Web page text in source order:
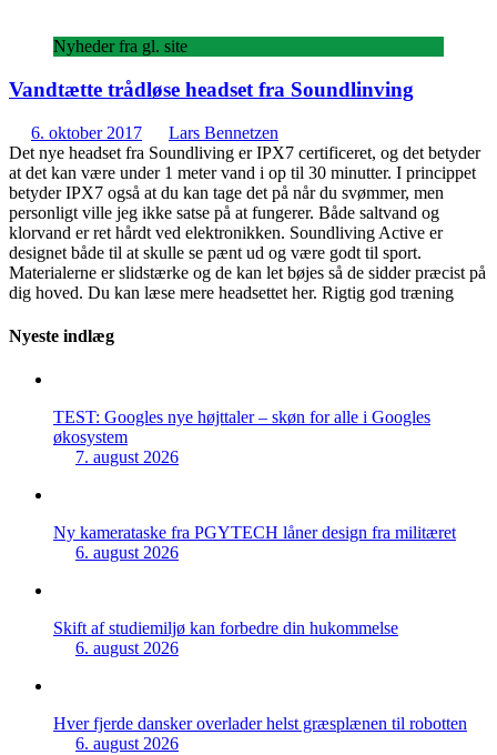
Nyheder fra gl. site
Vandtætte trådløse headset fra Soundlinving
6. oktober 2017
Lars Bennetzen
Det nye headset fra Soundliving er IPX7 certificeret, og det betyder
at det kan være under 1 meter vand i op til 30 minutter. I princippet
betyder IPX7 også at du kan tage det på når du svømmer, men
personligt ville jeg ikke satse på at fungerer. Både saltvand og
klorvand er ret hårdt ved elektronikken. Soundliving Active er
designet både til at skulle se pænt ud og være godt til sport.
Materialerne er slidstærke og de kan let bøjes så de sidder præcist på
dig hoved. Du kan læse mere headsettet her. Rigtig god træning
Nyeste indlæg
TEST: Googles nye højttaler – skøn for alle i Googles
økosystem
7. august 2026
Ny kamerataske fra PGYTECH låner design fra militæret
6. august 2026
Skift af studiemiljø kan forbedre din hukommelse
6. august 2026
Hver fjerde dansker overlader helst græsplænen til robotten
6. august 2026